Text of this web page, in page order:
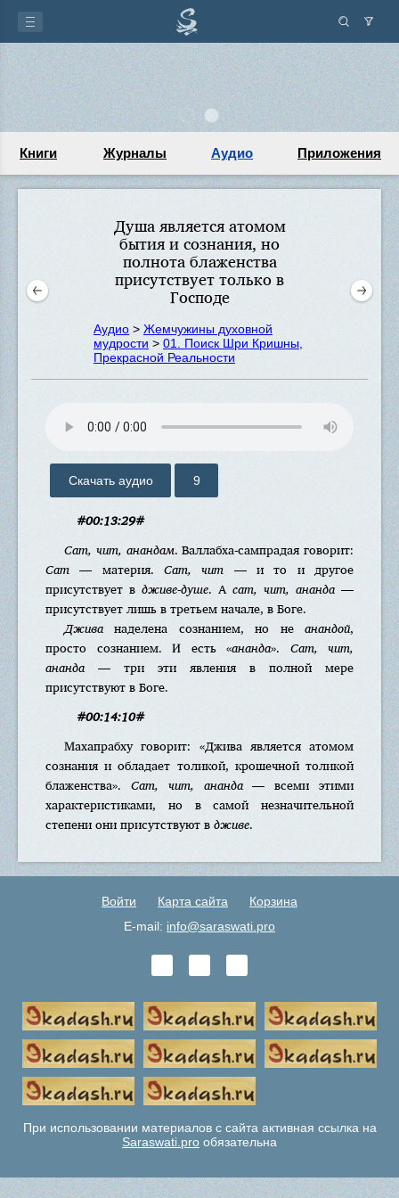
Книги Журналы Аудио Приложения
Душа является атомом
бытия и сознания, но
полнота блаженства
присутствует только в
Господе
Аудио > Жемчужины духовной
мудрости > 01. Поиск Шри Кришны,
Прекрасной Реальности
Скачать аудио 9
#00:13:29#
Сат, чит, анандам. Валлабха-сампрадая говорит:
Сат — материя. Сат, чит — и то и другое
присутствует в дживе-душе. А сат, чит, ананда—
присутствует лишь в третьем начале, в Боге.
Дживанаделена сознанием, но не анандой,
просто сознанием. И есть «ананда». Сат, чит,
ананда— три эти явления в полной мере
присутствуют в Боге.
#00:14:10#
Махапрабху говорит: «Джива является атомом
сознания и обладает толикой, крошечной толикой
блаженства». Сат, чит, ананда— всеми этими
характеристиками, но в самой незначительной
степени они присутствуют вдживе.
Войти Карта сайта
Корзина
E-mail: info@saraswati.pro
При использовании материалов с сайта активная ссылка на
Saraswati.pro обязательна